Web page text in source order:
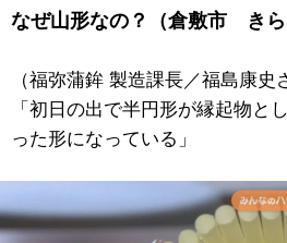
なぜ山形なの？（倉敷市 き
（福弥蒲鉾 製造課長／福島康史
「初日の出で半円形が縁起物と
った形になっている」